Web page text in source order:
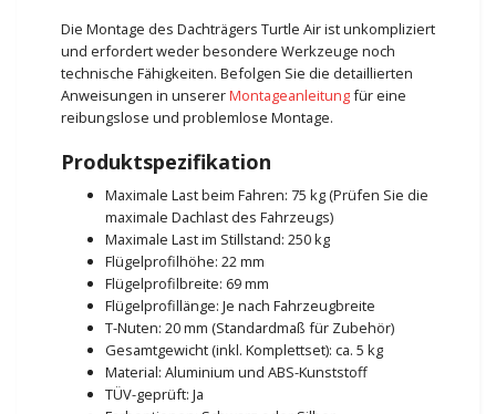
Die Montage des Dachträgers Turtle Air ist unkompliziert
und erfordert weder besondere Werkzeuge noch
technische Fähigkeiten. Befolgen Sie die detaillierten
Anweisungen in unsererMontageanleitungfür eine
reibungslose und problemlose Montage.
Produktspezifikation
Maximale Last beim Fahren: 75 kg (Prüfen Sie die
maximale Dachlast des Fahrzeugs)
Maximale Last im Stillstand: 250 kg
Flügelprofilhöhe: 22 mm
Flügelprofilbreite: 69 mm
Flügelprofillänge: Je nach Fahrzeugbreite
T-Nuten: 20 mm (Standardmaß für Zubehör)
Gesamtgewicht (inkl. Komplettset): ca. 5 kg
Material: Aluminium und ABS-Kunststoff
TÜV-geprüft: Ja